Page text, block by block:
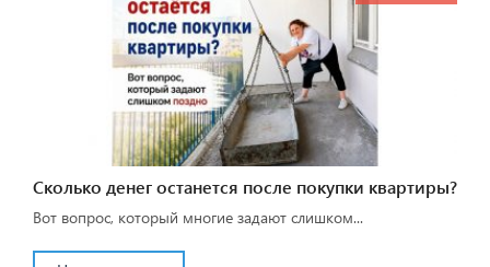
Сколько денег останется после покупки квартиры?
Вот вопрос, который многие задают слишком...